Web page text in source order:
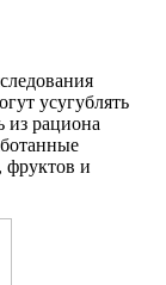
усугублять
из рациона
фруктов и